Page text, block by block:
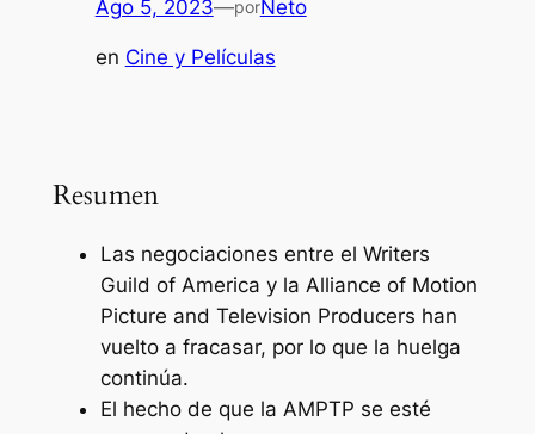
Ago 5, 2023—porNeto
en Cine y Películas
Resumen
Las negociaciones entre el Writers
Guild of America y la Alliance of Motion
Picture and Television Producers han
vuelto a fracasar, por lo que la huelga
continúa.
El hecho de que la AMPTP se esté